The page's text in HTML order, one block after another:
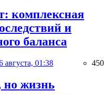
комплексная
и
баланса
августа, 01:38 450
но жизнь